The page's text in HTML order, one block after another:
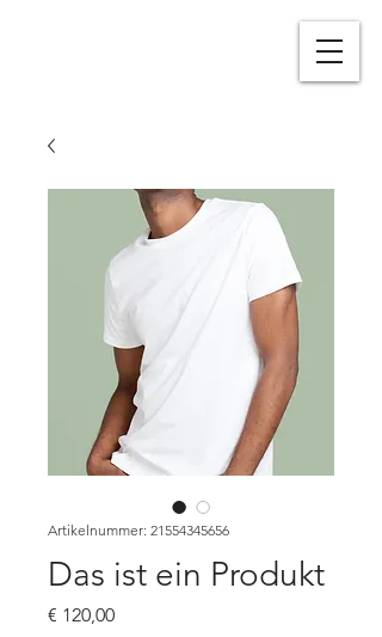
Artikelnummer: 21554345656
Das ist ein Produkt
€ 120,00Preis